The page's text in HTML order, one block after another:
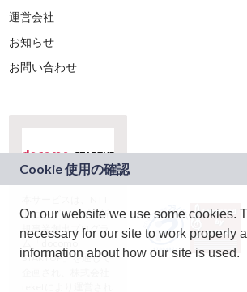
運営会社
お知らせ
お問い合わせ
ドコモグループの新
規事業創出プログラ
ム「docomo
STARTUP」を通じて
On our website we use some cookies.
necessary for our site to work properly
information about how our site is used.